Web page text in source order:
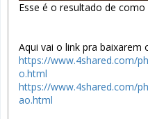
Esse é o resultado de como
Aqui vai o link pra baixarem
https://www.4shared.com/
o.html
https://www.4shared.com/
ao.html